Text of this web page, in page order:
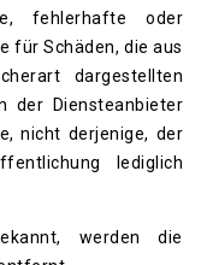
fehlerhafte oder
für Schäden, die aus
dargestellten
der Diensteanbieter
nicht derjenige, der
lediglich
werden die